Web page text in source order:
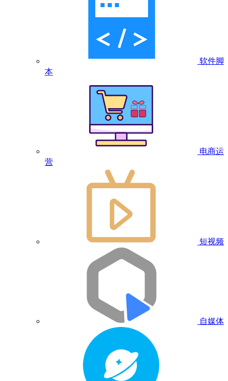
软件脚
本
电商运
营
短视频
自媒体